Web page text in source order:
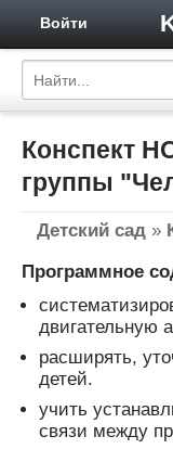
Войти
Конспект
группы
Детский сад »
Программное
двигательную
расширять,
детей.
учить
связи между